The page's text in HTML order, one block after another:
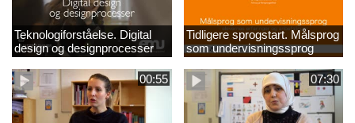
Teknologiforståelse. Digital
design og designprocesser
Tidligere sprogstart. Målsprog
som undervisningssprog
00:55 07:30